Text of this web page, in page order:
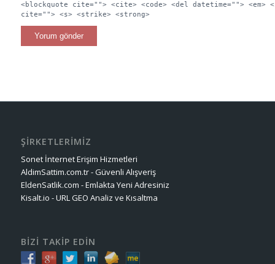
<blockquote cite=""> <cite> <code> <del datetime=""> <em>
cite=""> <s> <strike> <strong>
ŞİRKETLERİMİZ
Sonet İnternet Erişim Hizmetleri
AldimSattim.com.tr - Güvenli Alışveriş
EldenSatlik.com - Emlakta Yeni Adresiniz
Kisalt.io - URL GEO Analiz ve Kısaltma
BİZİ TAKİP EDİN